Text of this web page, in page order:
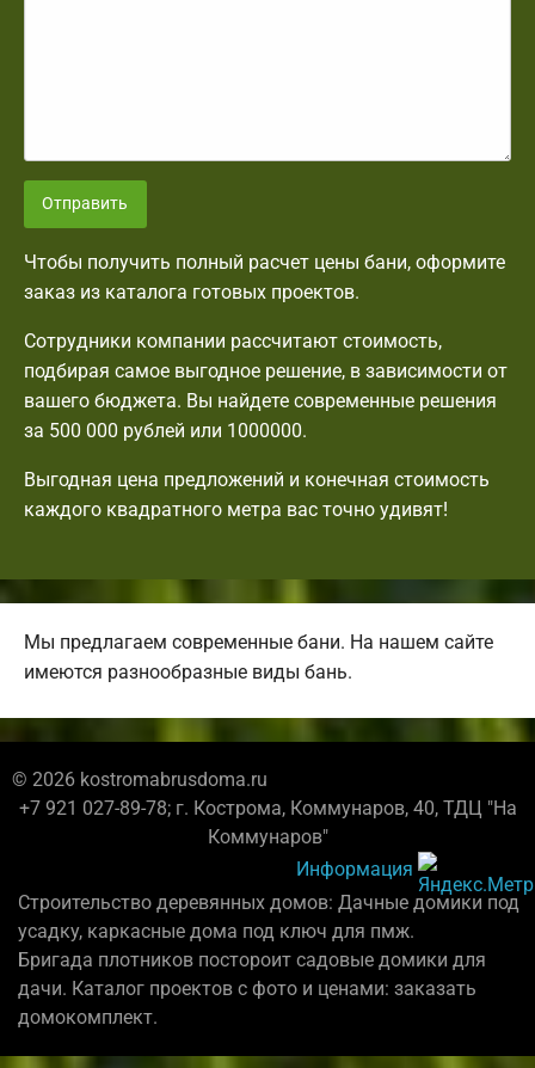
Отправить
Чтобы получить полный расчет цены бани, оформите
заказ из каталога готовых проектов.
Сотрудники компании рассчитают стоимость,
подбирая самое выгодное решение, в зависимости от
вашего бюджета. Вы найдете современные решения
за 500 000 рублей или 1000000.
Выгодная цена предложений и конечная стоимость
каждого квадратного метра вас точно удивят!
Мы предлагаем современные бани. На нашем сайте
имеются разнообразные виды бань.
© 2026 kostromabrusdoma.ru
+7 921 027-89-78; г. Кострома, Коммунаров, 40, ТДЦ "На
Коммунаров"
Информация
Строительство деревянных домов: Дачные домики под
усадку, каркасные дома под ключ для пмж.
Бригада плотников постороит садовые домики для
дачи. Каталог проектов с фото и ценами: заказать
домокомплект.